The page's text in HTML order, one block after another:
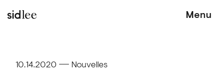
Menu
10.14.2020 Nouvelles